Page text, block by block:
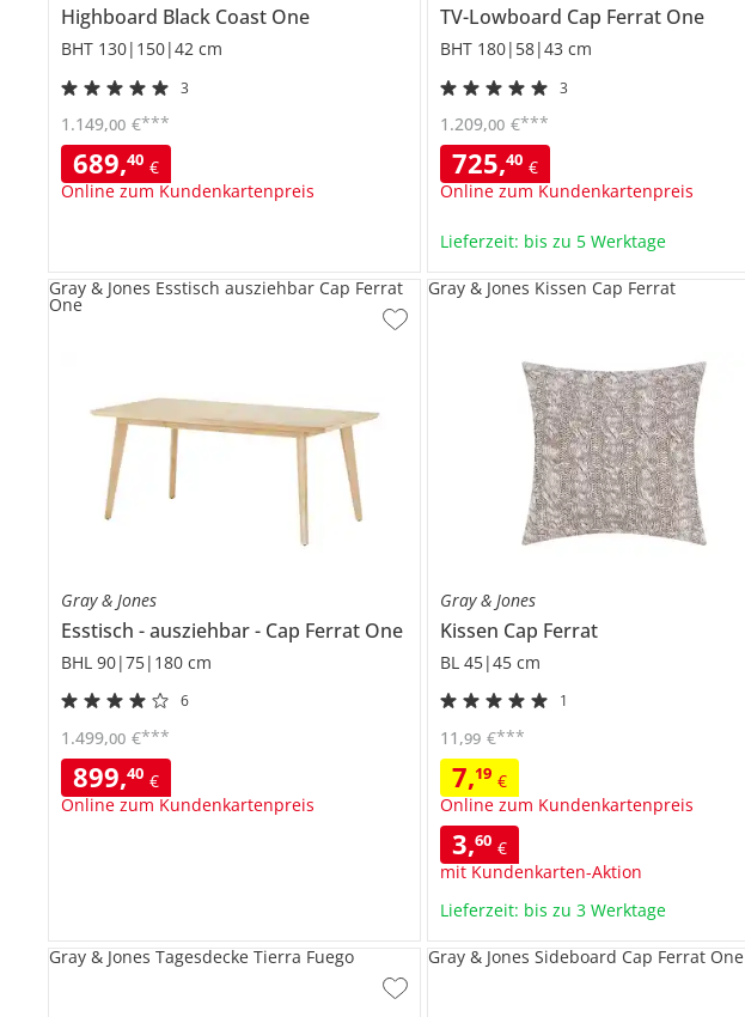
Highboard Black Coast One
BHT 130|150|42 cm
3
689,40 €
Online zum Kundenkartenpreis
1.149,00 €***
TV-Lowboard Cap Ferrat One
BHT 180|58|43 cm
3
725,40 €
Online zum Kundenkartenpreis
1.209,00 €***
Lieferzeit: bis zu 5 Werktage
Gray & Jones
Esstisch ausziehbar Cap Ferrat One
BHL 90|75|180 cm
6
899,40 €
Online zum Kundenkartenpreis
1.499,00 €***
Gray & Jones Esstisch ausziehbar Cap Ferrat
One
Gray & Jones
Kissen Cap Ferrat
BL 45|45 cm
1
7,19 €
Online zum Kundenkartenpreis
11 ,99 €***
3,60 €
mit Kundenkarten-Aktion
Gray & Jones Kissen Cap Ferrat
Lieferzeit: bis zu 3 Werktage
Gray & Jones Tagesdecke Tierra Fuego Gray & Jones Sideboard Cap Ferrat One